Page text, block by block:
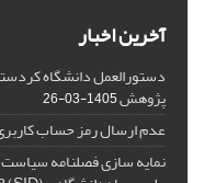
آخرین اخبار
دستورالعمل دانشگاه
پژوهش1405-03-26
عدم ارسال رمز حساب
نمایه سازی فصلنامه سیاست